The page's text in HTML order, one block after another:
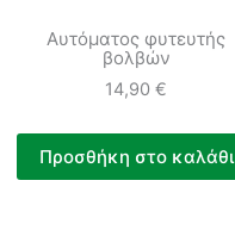
Αυτόματος φυτευτής
βολβών
14,90€
Προσθήκη στο καλάθι